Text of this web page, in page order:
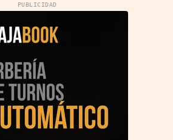
PUBLICIDAD